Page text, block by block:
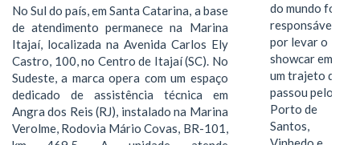
No Sul do país, em Santa Catarina, a base
de atendimento permanece na Marina
Itajaí, localizada na Avenida Carlos Ely
Castro, 100, no Centro de Itajaí (SC). No
Sudeste, a marca opera com um espaço
dedicado de assistência técnica em
Angra dos Reis (RJ), instalado na Marina
Verolme, Rodovia Mário Covas, BR-101,
do mundo foi
responsável
por levar o
showcar em
um trajeto que
passou pelo
Porto de
Santos,